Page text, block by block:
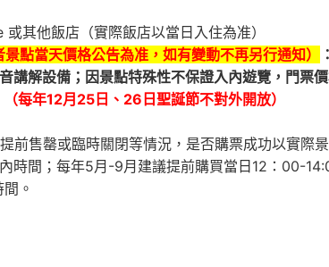
他飯店（實際飯店以當日入住為准）
點當天價格公告為准， 如有變動不再另行通知）
：
解設備；因景點特殊性不保證入內遊覽，門票
（每年12月25日、26日聖誕節不對外開放）
前售罄或臨時關閉等情況，是否購票成功以實際
時間；每年5月-9月建議提前購買當日12：00-
。